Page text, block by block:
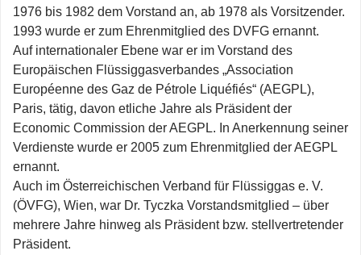
1976 bis 1982 dem Vorstand an, ab 1978 als Vorsitzender.
1993 wurde er zum Ehrenmitglied des DVFG ernannt.
Auf internationaler Ebene war er im Vorstand des
Europäischen Flüssiggasverbandes „Association
Européenne des Gaz de Pétrole Liquéfiés“ (AEGPL),
Paris, tätig, davon etliche Jahre als Präsident der
Economic Commission der AEGPL. In Anerkennung seiner
Verdienste wurde er 2005 zum Ehrenmitglied der AEGPL
ernannt.
Auch im Österreichischen Verband für Flüssiggas e. V.
(ÖVFG), Wien, war Dr. Tyczka Vorstandsmitglied – über
mehrere Jahre hinweg als Präsident bzw. stellvertretender
Präsident.